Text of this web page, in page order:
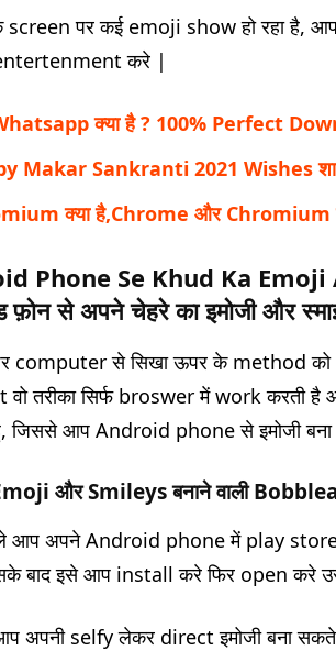
पर कई emoji show हो रहा है,
करे |
क्या है ? 100% Perfect
Makar Sankranti 2021 Wishes
क्या है,Chrome और Chromium
Phone Se Khud Ka
फ़ोन से अपने चेहरे का इमोजी और
computer से सिखा ऊपर के method
तरीका सिर्फ broswer में work करती
हु, जिससे आप Android phone से इमोजी
और Smileys बनाने वाली
आप अपने Android phone में play
बाद इसे आप install करे फिर open करे
अपनी selfy लेकर direct इमोजी बना